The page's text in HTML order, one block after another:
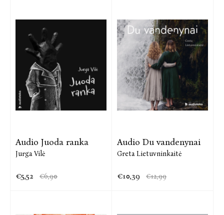
Audio Juoda ranka
Jurga Vilė
€5,52 €6,90
Audio Du vandenynai
Greta Lietuvninkaitė
€10,39 €12,99